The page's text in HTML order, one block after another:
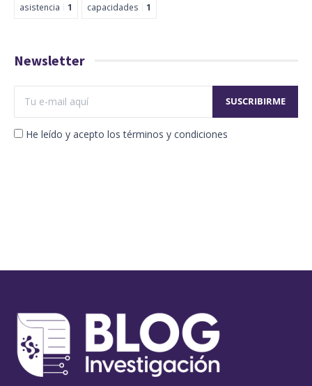
asistencia 1 capacidades 1
Newsletter
He leído y acepto los términos y condiciones